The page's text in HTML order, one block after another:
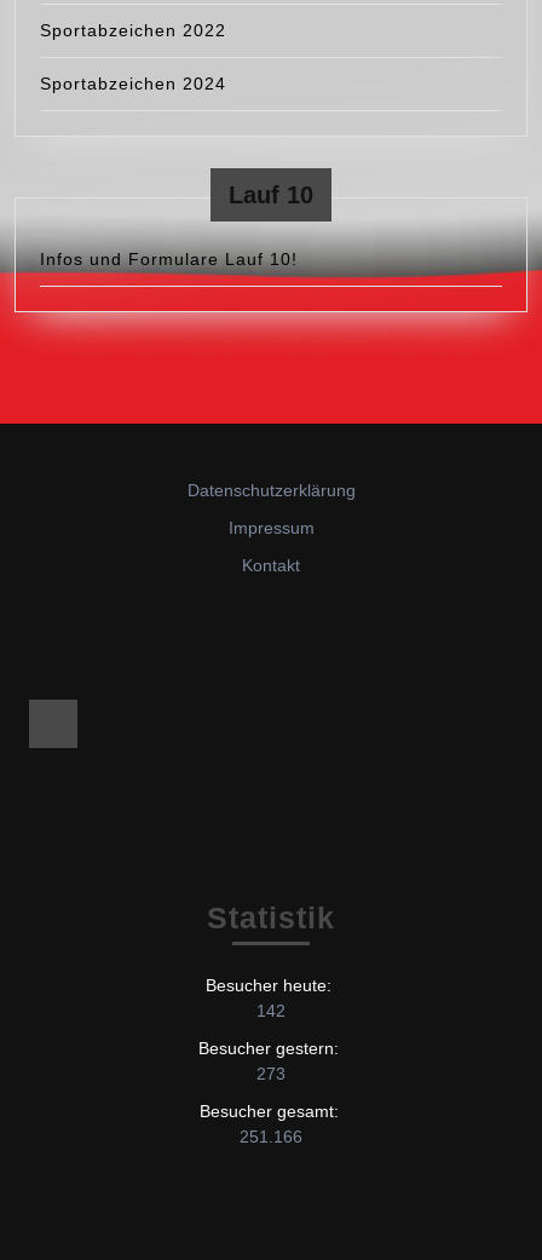
Sportabzeichen 2022
Sportabzeichen 2024
Lauf 10
Infos und Formulare Lauf 10!
Datenschutzerklärung
Impressum
Kontakt
Statistik
Besucher heute:
142
Besucher gestern:
273
Besucher gesamt:
251.166